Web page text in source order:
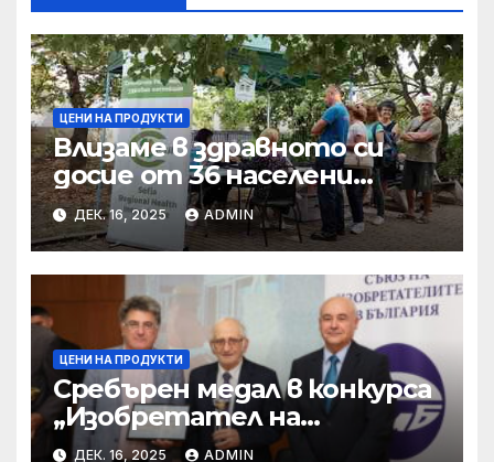
ЦЕНИ НА ПРОДУКТИ
Влизаме в здравното си
досие от 36 населени
места • МЗ
ДЕК. 16, 2025 ADMIN
ЦЕНИ НА ПРОДУКТИ
Сребърен медал в конкурса
„Изобретател на
годината“ за учени от БАН
ДЕК. 16, 2025 ADMIN